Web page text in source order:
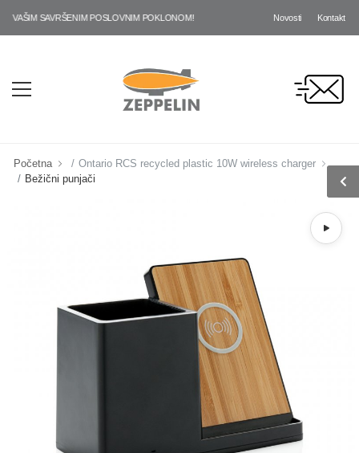
SAVRŠENIM POSLOVNIM POKLONOM! Novosti Kontakt
Početna
Ontario RCS recycled plastic 10W wireless charger
Bežični punjači